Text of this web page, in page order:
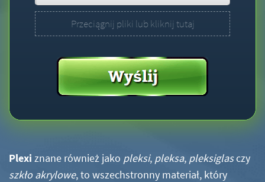
Przeciągnij pliki lub kliknij tutaj
Plexi znane również jako pleksi, pleksa, pleksiglasczy
szkło akrylowe, to wszechstronny materiał, który